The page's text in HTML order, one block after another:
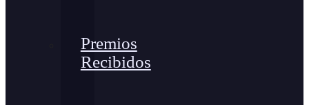
Premios
Recibidos